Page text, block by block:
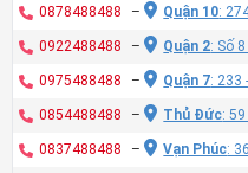
0878488488 – Quận 10:
0922488488 – Quận 2: Số
0975488488 – Quận 7: 233
0854488488 – Thủ Đức:
0837488488 – Vạn Phúc: